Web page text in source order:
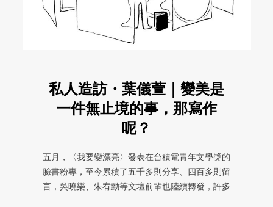
私人造訪・葉儀萱｜變美是
一件無止境的事，那寫作
呢？
五月，〈我要變漂亮〉發表在台積電青年文學獎的
臉書粉專，至今累積了五千多則分享、四百多則留
言，吳曉樂、朱宥勳等文壇前輩也陸續轉發，許多